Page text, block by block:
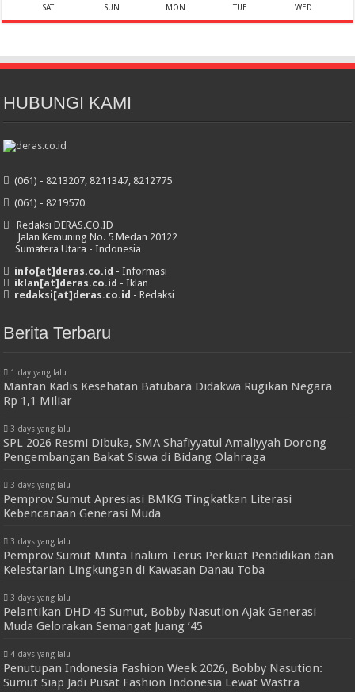
SAT SUN MON TUE WED
HUBUNGI KAMI
(061) - 8213207, 8211347, 8212775
(061) - 8219570
Redaksi DERAS.CO.ID
Jalan Kemuning No. 5 Medan 20122
Sumatera Utara - Indonesia
info[at]deras.co.id - Informasi
iklan[at]deras.co.id - Iklan
redaksi[at]deras.co.id - Redaksi
Berita Terbaru
1 day yang lalu
Mantan Kadis Kesehatan Batubara Didakwa Rugikan Negara
Rp 1,1 Miliar
3 days yang lalu
SPL 2026 Resmi Dibuka, SMA Shafiyyatul Amaliyyah Dorong
Pengembangan Bakat Siswa di Bidang Olahraga
3 days yang lalu
Pemprov Sumut Apresiasi BMKG Tingkatkan Literasi
Kebencanaan Generasi Muda
3 days yang lalu
Pemprov Sumut Minta Inalum Terus Perkuat Pendidikan dan
Kelestarian Lingkungan di Kawasan Danau Toba
3 days yang lalu
Pelantikan DHD 45 Sumut, Bobby Nasution Ajak Generasi
Muda Gelorakan Semangat Juang ’45
4 days yang lalu
Penutupan Indonesia Fashion Week 2026, Bobby Nasution:
Sumut Siap Jadi Pusat Fashion Indonesia Lewat Wastra